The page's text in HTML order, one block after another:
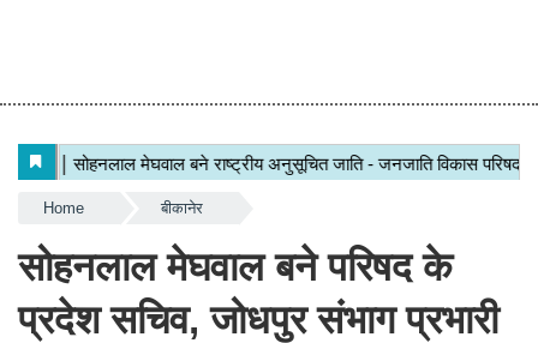
Home बीकानेर
सोहनलाल मेघवाल बने परिषद के
प्रदेश सचिव, जोधपुर संभाग प्रभारी